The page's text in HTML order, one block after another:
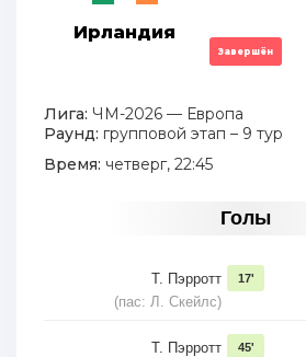
Ирландия
Завершён
Лига: ЧМ-2026 — Европа
Раунд: групповой этап – 9 тур
Время: четверг, 22:45
Голы
Т. Пэрротт
(пас: Л. Скейлс)
17'
Т. Пэрротт
45'